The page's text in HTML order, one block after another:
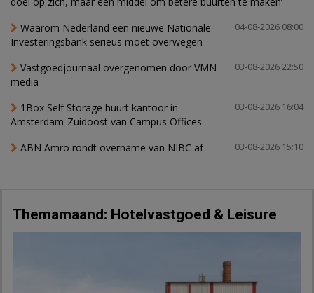
04-08-2026 08:00
Waarom Nederland een nieuwe Nationale
Investeringsbank serieus moet overwegen
03-08-2026 22:50
Vastgoedjournaal overgenomen door VMN
media
03-08-2026 16:04
1Box Self Storage huurt kantoor in
Amsterdam-Zuidoost van Campus Offices
03-08-2026 15:10
ABN Amro rondt overname van NIBC af
Themamaand: Hotelvastgoed & Leisure